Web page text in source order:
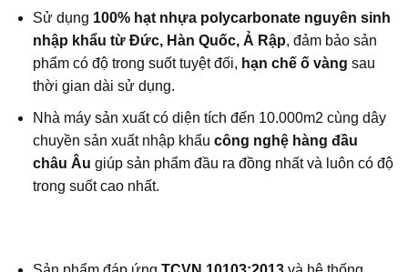
Sử dụng 100% hạt nhựa polycarbonate nguyên sinh
nhập khẩu từ Đức, Hàn Quốc, Ả Rập, đảm bảo sản
phẩm có độ trong suốt tuyệt đối, hạn chế ố vàng sau
thời gian dài sử dụng.
Nhà máy sản xuất có diện tích đến 10.000m2 cùng dây
chuyền sản xuất nhập khẩu công nghệ hàng đầu
châu Âu giúp sản phẩm đầu ra đồng nhất và luôn có độ
trong suốt cao nhất.